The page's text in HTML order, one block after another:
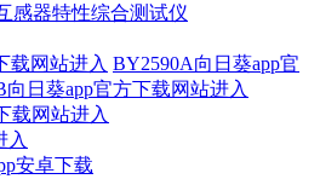
感器特性综合测试仪
载网站进入 BY2590A向日葵app官
向日葵app官方下载网站进入
载网站进入
入
安卓下载